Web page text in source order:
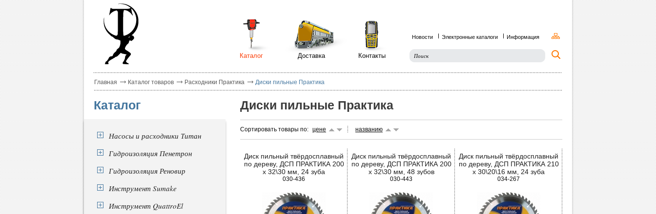
Каталог Доставка Контакты
Новости Электронные каталоги Информация
Главная Каталог товаров Расходники Практика Диски пильные Практика
Каталог
Насосы и расходники Титан
Гидроизоляция Пенетрон
Гидроизоляция Реновир
Инструмент Sumake
Инструмент QuattroEl
Диски пильные Практика
Сортировать товары по: цене названию
Диск пильный твёрдосплавный
по дереву, ДСП ПРАКТИКА 200
х 32\30 мм, 24 зуба
030-436
Диск пильный твёрдосплавный
по дереву, ДСП ПРАКТИКА 200
х 32\30 мм, 48 зубов
030-443
Диск пильный твёрдосплавный
по дереву, ДСП ПРАКТИКА 210
х 30\20\16 мм, 24 зуба
034-267